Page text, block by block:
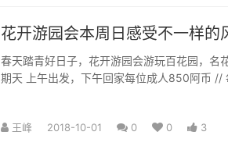
花开游园会本周日感受不一样的
春天踏青好日子，花开游园会游玩百花园，名
期天 上午出发，下午回家每位成人850阿币
王峰 2018-10-01 0 0 3